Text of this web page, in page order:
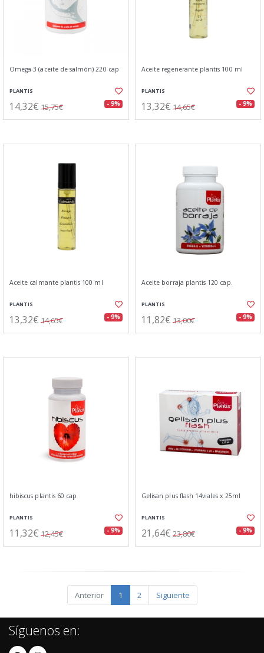
Omega-3 (aceite de salmón) 220 cap
PLANTIS
14,32€ 15,75€ - 9%
Aceite regenerante plantis 100 ml
PLANTIS
13,32€ 14,65€ - 9%
Aceite calmante plantis 100 ml
PLANTIS
13,32€ 14,65€ - 9%
Aceite borraja plantis 120 cap.
PLANTIS
11,82€ 13,00€ - 9%
hibiscus plantis 60 cap
PLANTIS
11,32€ 12,45€ - 9%
Gelisan plus flash 14viales x 25ml
PLANTIS
21,64€ 23,80€ - 9%
Anterior 1 2 Siguiente
Síguenos en: